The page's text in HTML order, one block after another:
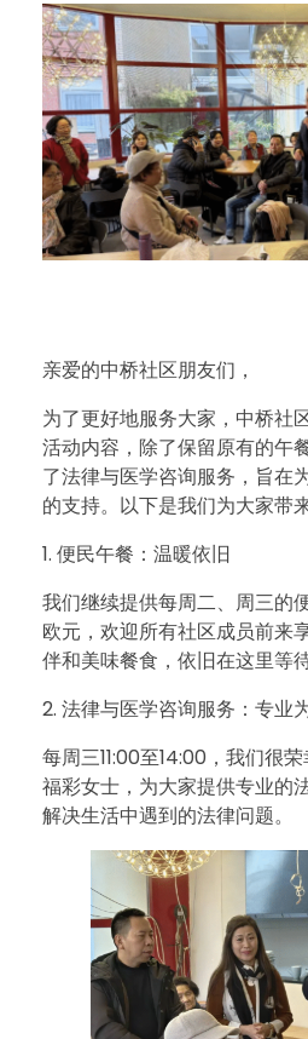
中
桥
社
区
中
心
活
动
亲爱的中桥社区朋友们，
为了更好地服务大家，中桥社
活动内容，除了保留原有的午
了法律与医学咨询服务，旨在
的支持。以下是我们为大家带
1. 便民午餐：温暖依旧
我们继续提供每周二、周三的
欧元，欢迎所有社区成员前来
伴和美味餐食，依旧在这里等
2. 法律与医学咨询服务：专业
每周三11:00至14:00，我们很
福彩女士，为大家提供专业的
解决生活中遇到的法律问题。